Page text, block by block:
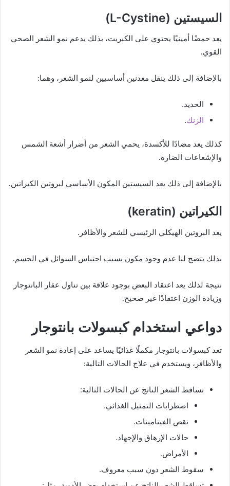
السيستين (L-Cystine)
يعد حمضًا أمينيًا يحتوي على الكبريت، بذلك يدعم نمو الشعر الصحي
القوي.
بالإضافة إلى ذلك ينقل معدنين أساسيين لنمو الشعر، وهما:
الحديد.
الزنك.
كذلك يعد مضادًا للأكسدة، يحمي الشعر من أضرار أشعة الشمس
والإشعاعات الضارة.
بالإضافة إلى ذلك يعد السيستين المكون الأساسي لبروتين الكيراتين.
الكيراتين (keratin)
يعد البروتين الهيكلي الرئيسي للشعر والأظافر.
بذلك يتضح لنا عدم وجود مكون يسبب احتباس السوائل في الجسم.
نتيجة لذلك يعد اعتقاد البعض بوجود علاقة بين تناول عقار البانتوجار
وزيادة الوزن اعتقادًا غير صحيح.
دواعي استخدام كبسولات بانتوجار
تعد كبسولات بانتوجار مكملًا غذائيًا يساعد على إعادة نمو الشعر
والأظافر، ويستخدم في علاج الحالات التالية:
تساقط الشعر الناتج عن الحالات التالية:
اضطرابات التمثيل الغذائي.
نقص الفيتامينات.
حالات الإرهاق والإجهاد.
الأمراض.
سقوط الشعر دون سبب معروف.